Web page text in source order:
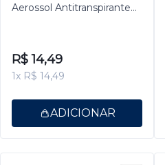
Aerossol Antitranspirante
R$ 14,49
1x R$ 14,49
ADICIONAR